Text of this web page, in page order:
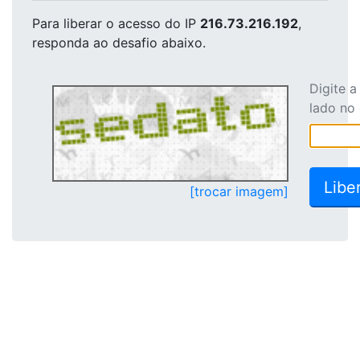
Para liberar o acesso do IP 216.73.216.192,
responda ao desafio abaixo.
[trocar imagem]
Digite
lado no